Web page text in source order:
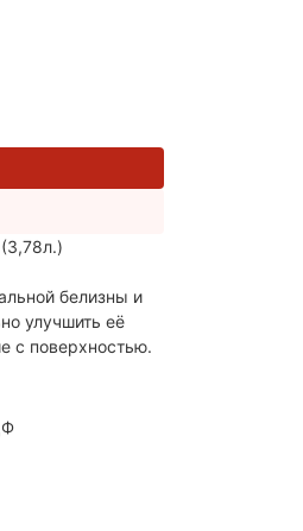
белизны и
улучшить её
с поверхностью.